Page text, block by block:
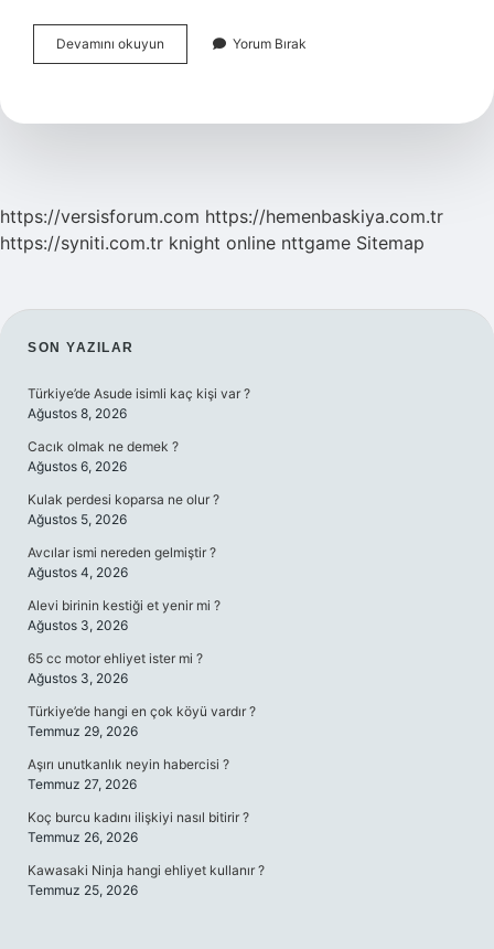
Devamını okuyun
Aydınlanma
Verdiği
Yorum Bırak
https://versisforum.com https://hemenbaskiya.com.tr
https://syniti.com.tr knight online nttgame Sitemap
SIDEBAR
SON YAZILAR
Türkiye’de Asude isimli kaç kişi var ?
Ağustos 8, 2026
Cacık olmak ne demek ?
Ağustos 6, 2026
Kulak perdesi koparsa ne olur ?
Ağustos 5, 2026
Avcılar ismi nereden gelmiştir ?
Ağustos 4, 2026
Alevi birinin kestiği et yenir mi ?
Ağustos 3, 2026
65 cc motor ehliyet ister mi ?
Ağustos 3, 2026
Türkiye’de hangi en çok köyü vardır ?
Temmuz 29, 2026
Aşırı unutkanlık neyin habercisi ?
Temmuz 27, 2026
Koç burcu kadını ilişkiyi nasıl bitirir ?
Temmuz 26, 2026
Kawasaki Ninja hangi ehliyet kullanır ?
Temmuz 25, 2026